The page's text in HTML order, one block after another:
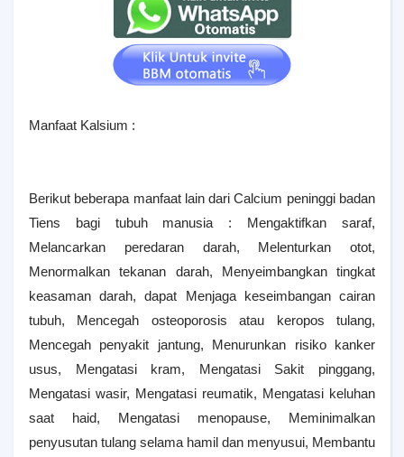
Manfaat Kalsium :
Berikut beberapa manfaat lain dari Calcium peninggi badan
Tiens bagi tubuh manusia : Mengaktifkan saraf,
Melancarkan peredaran darah, Melenturkan otot,
Menormalkan tekanan darah, Menyeimbangkan tingkat
keasaman darah, dapat Menjaga keseimbangan cairan
tubuh, Mencegah osteoporosis atau keropos tulang,
Mencegah penyakit jantung, Menurunkan risiko kanker
usus, Mengatasi kram, Mengatasi Sakit pinggang,
Mengatasi wasir, Mengatasi reumatik, Mengatasi keluhan
saat haid, Mengatasi menopause, Meminimalkan
penyusutan tulang selama hamil dan menyusui, Membantu